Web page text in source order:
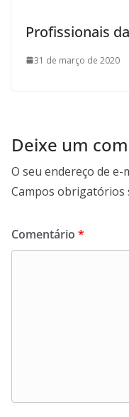
Profissionais
31 de março de 2020
Deixe um
O seu endereço de
Campos obrigatórios
Comentário *